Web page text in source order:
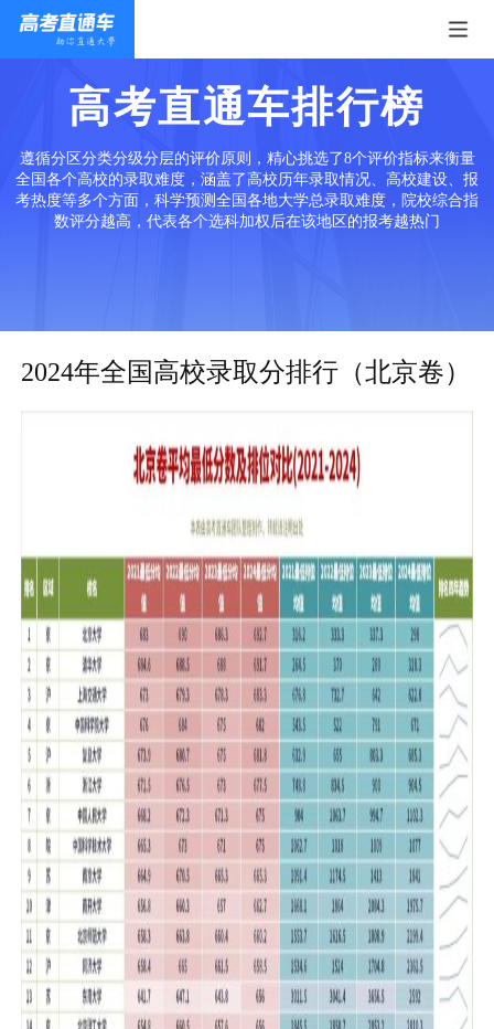
高考直通车排行榜
遵循分区分类分级分层的评价原则，精心挑选了8个评价指标来衡量
全国各个高校的录取难度，涵盖了高校历年录取情况、高校建设、报
考热度等多个方面，科学预测全国各地大学总录取难度，院校综合指
数评分越高，代表各个选科加权后在该地区的报考越热门
2024年全国高校录取分排行（北京卷）